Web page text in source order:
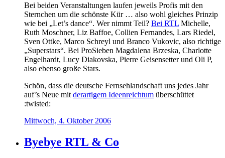
Bei beiden Veranstaltungen laufen jeweils Profis mit den
Sternchen um die schönste Kür … also wohl gleiches Prinzip
wie bei „Let’s dance“. Wer nimmt Teil? Bei RTL Michelle,
Ruth Moschner, Liz Baffoe, Collien Fernandes, Lars Riedel,
Sven Ottke, Marco Schreyl und Branco Vukovic, also richtige
„Superstars“. Bei ProSieben Magdalena Brzeska, Charlotte
Engelhardt, Lucy Diakovska, Pierre Geisensetter und Oli P,
also ebenso große Stars.
Schön, dass die deutsche Fernsehlandschaft uns jedes Jahr
auf’s Neue mit derartigem Ideenreichtum überschüttet
:twisted:
Mittwoch, 4. Oktober 2006
Byebye RTL & Co